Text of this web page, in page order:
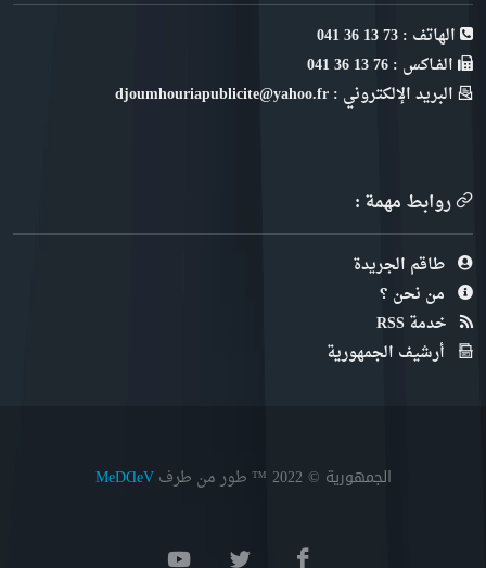
الهاتف : 73 13 36 041
الفـاكس : 76 13 36 041
البريد الإلكتروني : djoumhouriapublicite@yahoo.fr
روابط مهمة :
طاقم الجريدة
من نحن ؟
خدمة RSS
أرشيف الجمهورية
الجمهورية © 2022 ™ طور من طرفMeDⱭeV